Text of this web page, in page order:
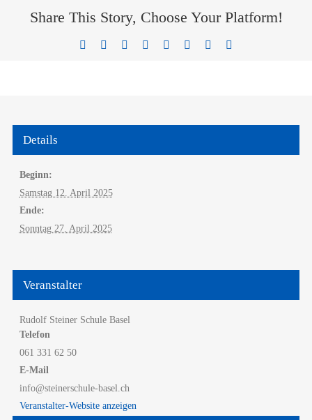
Share This Story, Choose Your Platform!
Facebook Reddit LinkedIn
TumblrPinterest
Details
Beginn:
Samstag 12. April 2025
Ende:
Sonntag 27. April 2025
Veranstalter
Rudolf Steiner Schule Basel
Telefon
061 331 62 50
E-Mail
info@steinerschule-basel.ch
Veranstalter-Website anzeigen